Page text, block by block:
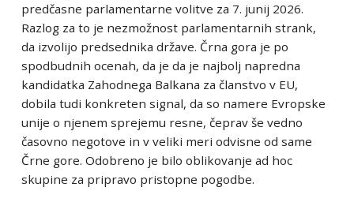
predčasne parlamentarne volitve za 7. junij 2026.
Razlog za to je nezmožnost parlamentarnih strank,
da izvolijo predsednika države. Črna gora je po
spodbudnih ocenah, da je da je najbolj napredna
kandidatka Zahodnega Balkana za članstvo v EU,
dobila tudi konkreten signal, da so namere Evropske
unije o njenem sprejemu resne, čeprav še vedno
časovno negotove in v veliki meri odvisne od same
Črne gore. Odobreno je bilo oblikovanje ad hoc
skupine za pripravo pristopne pogodbe.